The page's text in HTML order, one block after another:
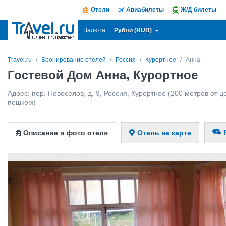
Отели Авиабилеты Ж/Д билеты
Валюта: Рубли (RUB)
Travel.ru Бронирование отелей Россия Курортное Анна
Гостевой Дом Анна, Курортное
Адрес: пер. Новоселов, д. 9 Россия Курортное (200 метров от
пешком)
Описание и фото отеля Отель на карте